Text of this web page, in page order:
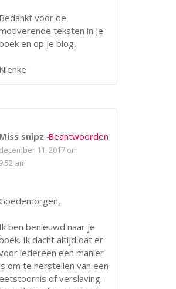
Bedankt voor de
teksten in je
en op je blog,
Nienke
Miss snipz -
december 11, 2017 om
9:52 am
Ik ben benieuwd naar je
Ik dacht altijd dat er
iedereen een manier
om te herstellen van een
of verslaving.
Beantwoorden